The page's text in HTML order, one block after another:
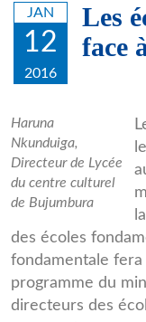
JAN
12
2016
Les
face
haruna.jpg
Haruna
Nkunduiga,
Directeur de Lycée
du centre culturel
de Bujumbura
des écoles
fondamentale
programme du
directeurs des